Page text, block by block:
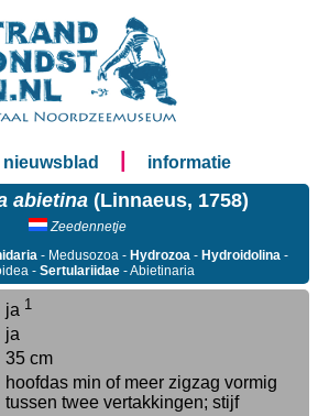
nieuwsblad informatie
abietina (Linnaeus, 1758)
Zeedennetje
- Medusozoa - Hydrozoa - Hydroidolina -
- Sertulariidae - Abietinaria
ja 1
ja
35 cm
hoofdas min of meer zigzag vormig
tussen twee vertakkingen; stijf